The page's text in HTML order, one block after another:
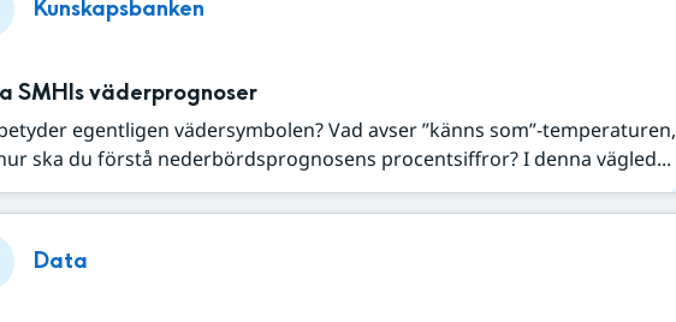
Kunskapsbanken
SMHIs väderprognoser
egentligen vädersymbolen? Vad avser ”känns som”-temperaturen,
ska du förstå nederbördsprognosens procentsiffror? I denna vägled...
Data